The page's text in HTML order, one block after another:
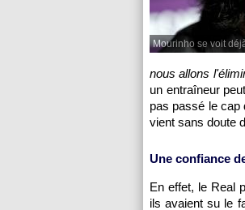
Mourinho se voit
nous allons
un entraîneur
pas passé le cap
vient sans doute
Une confiance
En effet, le Real
ils avaient su le